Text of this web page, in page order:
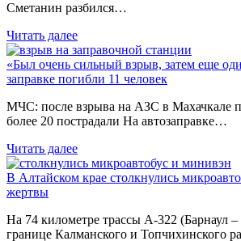
Сметанин разбился…
Читать далее
«Был очень сильный взрыв, затем еще
заправке погибли 11 человек
МЧС: после взрыва на АЗС в Махачкале
более 20 пострадали На автозаправке…
Читать далее
В Алтайском крае столкнулись
жертвы
На 74 километре трассы А-322 (Барнаул –
границе Калманского и Топчихинского